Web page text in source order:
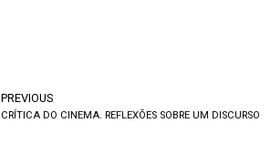
PREVIOUS
CRÍTICA DO CINEMA. REFLEXÕES SOBRE UM DISCURSO